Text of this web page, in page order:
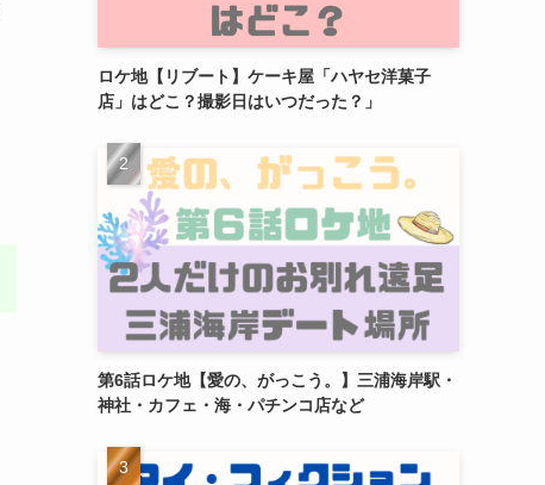
ロケ地【リブート】ケーキ屋「ハヤセ洋菓子
店」はどこ？撮影日はいつだった？」
第6話ロケ地【愛の、がっこう。】三浦海岸駅・
神社・カフェ・海・パチンコ店など